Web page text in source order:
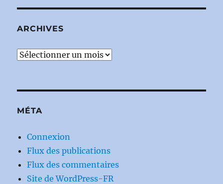
ARCHIVES
Archives
MÉTA
Connexion
Flux des publications
Flux des commentaires
Site de WordPress-FR